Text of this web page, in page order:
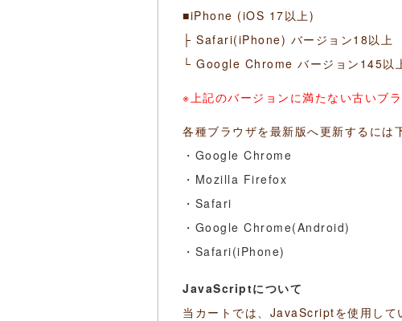
■iPhone (iOS 17以上)
├ Safari(iPhone) バージョン18以上
└ Google Chrome バージョン145以
※上記のバージョンに満たない古いブ
各種ブラウザを最新版へ更新するには
・ Google Chrome
・ Mozilla Firefox
・ Safari
・ Google Chrome(Android)
・ Safari(iPhone)
JavaScriptについて
当カートでは、JavaScriptを使用して